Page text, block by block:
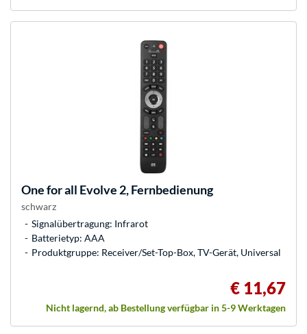
One for all Evolve 2, Fernbedienung
schwarz
Signalübertragung: Infrarot
Batterietyp: AAA
Produktgruppe: Receiver/Set-Top-Box, TV-Gerät, Universal
€ 11,67
Nicht lagernd, ab Bestellung verfügbar in 5-9 Werktagen